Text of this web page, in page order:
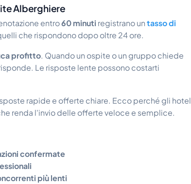
Alberghiere
entro60 minuti registrano untasso di
che rispondono dopo oltre 24 ore.
profitto. Quando un ospite o un gruppo chiede
Le risposte lente possono costarti
rapide e offerte chiare. Ecco perché gli hotel
renda l'invio delle offerte veloce e semplice.
confermate
più lenti